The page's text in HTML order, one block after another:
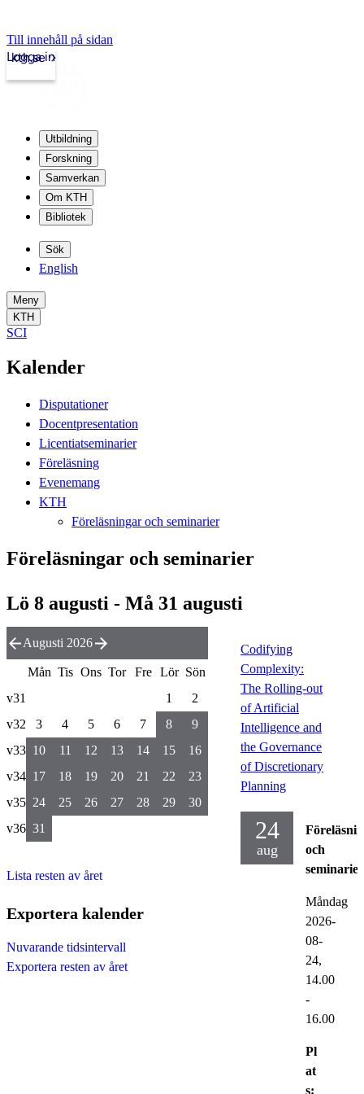
Till innehåll på sidan
kth.se
Logga in
Utbildning
Forskning
Samverkan
Om KTH
Bibliotek
Sök
English
Meny
KTH
SCI
Kalender
Disputationer
Docentpresentation
Licentiatseminarier
Föreläsning
Evenemang
KTH
Föreläsningar och seminarier
Föreläsningar och seminarier
Lö 8 augusti - Må 31 augusti
Codifying
Complexity:
The Rolling-out
of Artificial
Intelligence and
the Governance
of Discretionary
Planning
24
aug
och
seminarier
Måndag
2026-
08-
24,
14.00
-
16.00
Pl
at
s:
Augusti 2026
Mån Tis Ons Tor Fre Lör Sön
v31
1
2
v32
3 4 5 6 7 8
9
v33 10 11 12 13 14 15
16
v34 17 18 19 20 21 22
23
v35 24 25 26 27 28 29
30
v36 31
Lista resten av året
Exportera kalender
Nuvarande tidsintervall
Exportera resten av året